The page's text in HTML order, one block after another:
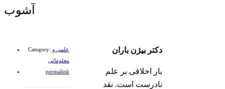
آشوب
Category: علمی و
معلوماتی
permalink
دکتر بیژن باران
بار اخلاقی بر علم
نادرست است. نقد